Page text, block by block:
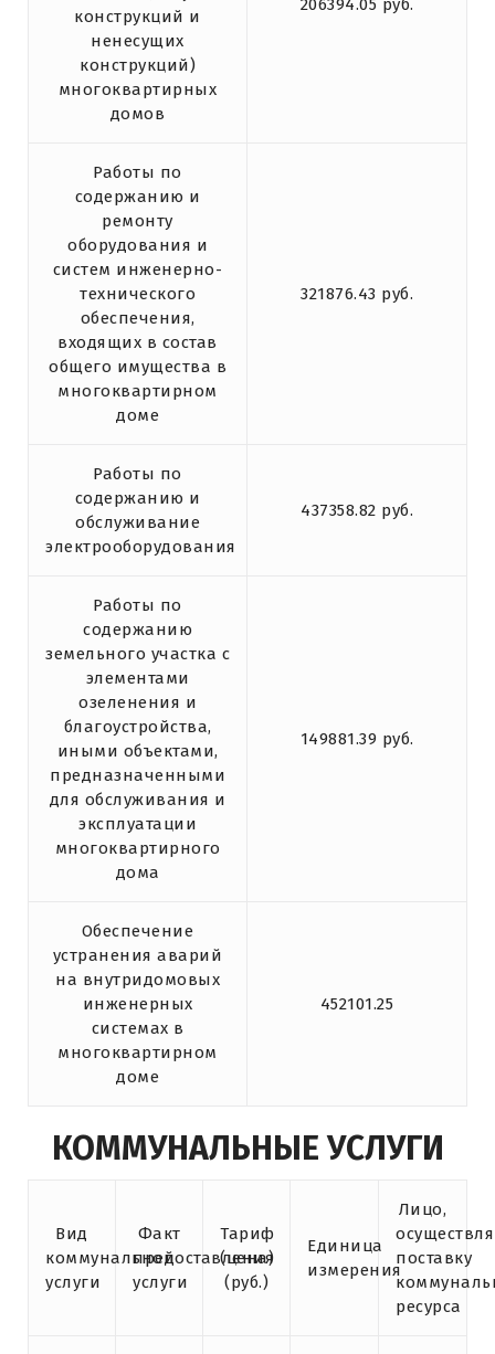
конструкций и
ненесущих
конструкций)
многоквартирных
домов
206394.05 руб.
Работы по
содержанию и
ремонту
оборудования и
систем инженерно-
технического
обеспечения,
входящих в состав
общего имущества в
многоквартирном
доме
321876.43 руб.
Работы по
содержанию и
обслуживание
электрооборудования
437358.82 руб.
Работы по
содержанию
земельного участка с
элементами
озеленения и
благоустройства,
иными объектами,
предназначенными
для обслуживания и
эксплуатации
многоквартирного
дома
149881.39 руб.
Обеспечение
устранения аварий
на внутридомовых
инженерных
системах в
многоквартирном
доме
452101.25
КОММУНАЛЬНЫЕ УСЛУГИ
Вид
коммунальной
услуги
Факт
предоставления
услуги
Тариф
(цена)
(руб.)
Единица
измерения
Лицо,
поставку
ресурса